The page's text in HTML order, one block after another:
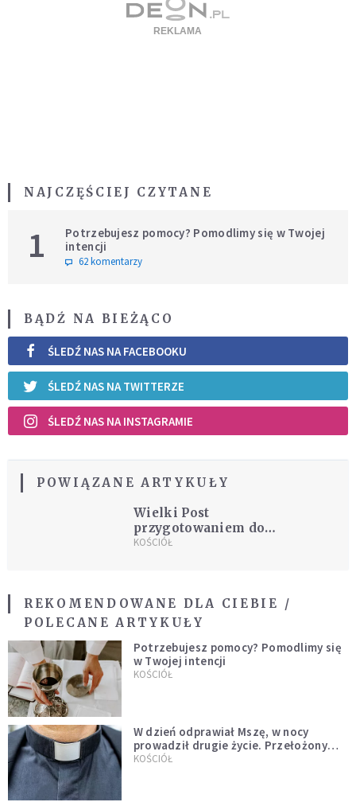
NAJCZĘŚCIEJ CZYTANE
1
Potrzebujesz pomocy? Pomodlimy się w Twojej
intencji
62 komentarzy
BĄDŹ NA BIEŻĄCO
ŚLEDŹ NAS NA FACEBOOKU
ŚLEDŹ NAS NA TWITTERZE
ŚLEDŹ NAS NA INSTAGRAMIE
POWIĄZANE ARTYKUŁY
Wielki Post
przygotowaniem do
beatyfikacji
KOŚCIÓŁ
REKOMENDOWANE DLA CIEBIE /
POLECANE ARTYKUŁY
Potrzebujesz pomocy? Pomodlimy się
w Twojej intencji
KOŚCIÓŁ
W dzień odprawiał Mszę, w nocy
prowadził drugie życie. Przełożony
kazał mu opuścić zakon
KOŚCIÓŁ